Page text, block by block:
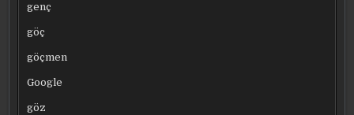
genç
göç
göçmen
Google
göz